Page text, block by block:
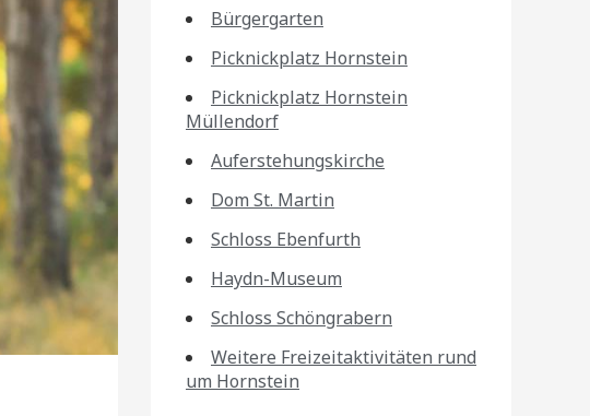
Bürgergarten
Picknickplatz Hornstein
Picknickplatz Hornstein
Müllendorf
Auferstehungskirche
Dom St. Martin
Schloss Ebenfurth
Haydn-Museum
Schloss Schöngrabern
Weitere Freizeitaktivitäten rund
um Hornstein